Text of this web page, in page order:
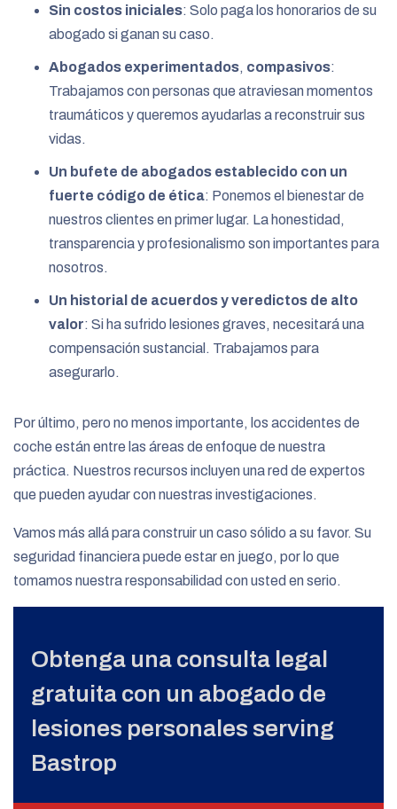
Sin costos iniciales: Solo paga los honorarios de su
abogado si ganan su caso.
Abogados experimentados, compasivos:
Trabajamos con personas que atraviesan momentos
traumáticos y queremos ayudarlas a reconstruir sus
vidas.
Un bufete de abogados establecido con un
fuerte código de ética: Ponemos el bienestar de
nuestros clientes en primer lugar. La honestidad,
transparencia y profesionalismo son importantes para
nosotros.
Un historial de acuerdos y veredictos de alto
valor: Si ha sufrido lesiones graves, necesitará una
compensación sustancial. Trabajamos para
asegurarlo.
Por último, pero no menos importante, los accidentes de
coche están entre las áreas de enfoque de nuestra
práctica. Nuestros recursos incluyen una red de expertos
que pueden ayudar con nuestras investigaciones.
Vamos más allá para construir un caso sólido a su favor. Su
seguridad financiera puede estar en juego, por lo que
tomamos nuestra responsabilidad con usted en serio.
Obtenga una consulta legal
gratuita con un abogado de
lesiones personales serving
Bastrop